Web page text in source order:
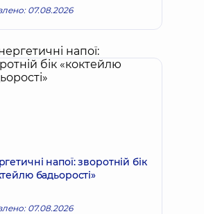
07.08.2026
напої: зворотній бік
бадьорості»
07.08.2026